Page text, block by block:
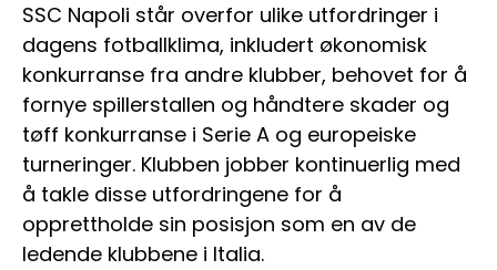
SSC Napoli står overfor ulike utfordringer i
dagens fotballklima, inkludert økonomisk
konkurranse fra andre klubber, behovet for å
fornye spillerstallen og håndtere skader og
tøff konkurranse i Serie A og europeiske
turneringer. Klubben jobber kontinuerlig med
å takle disse utfordringene for å
opprettholde sin posisjon som en av de
ledende klubbene i Italia.